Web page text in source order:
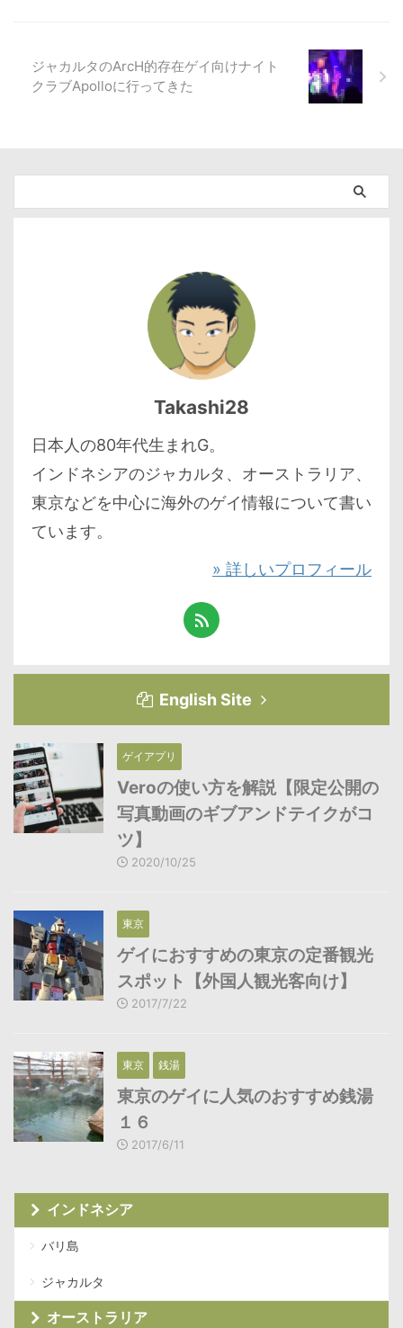
ジャカルタのArcH的存在ゲイ向けナイト
クラブApolloに行ってきた
Takashi28
日本人の80年代生まれG。
インドネシアのジャカルタ、オーストラリア、
東京などを中心に海外のゲイ情報について書い
ています。
» 詳しいプロフィール
English Site
ゲイアプリ
Veroの使い方を解説【限定公開の
写真動画のギブアンドテイクがコ
ツ】
2020/10/25
東京
ゲイにおすすめの東京の定番観光
スポット【外国人観光客向け】
2017/7/22
東京 銭湯
東京のゲイに人気のおすすめ銭湯
１６
2017/6/11
インドネシア
バリ島
ジャカルタ
オーストラリア